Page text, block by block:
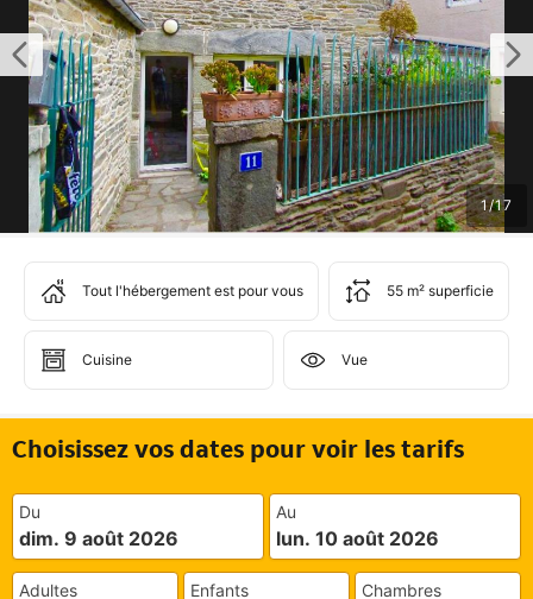
1/17
Tout l'hébergement est pour vous 55 m² superficie
Cuisine Vue
Choisissez vos dates pour voir les tarifs
Du
dim. 9 août 2026
Au
lun. 10 août 2026
Adultes Enfants Chambres